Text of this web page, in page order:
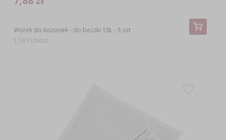
Worek do kiszonek - do beczki 10L - 5 szt
1,58 PLN/szt.